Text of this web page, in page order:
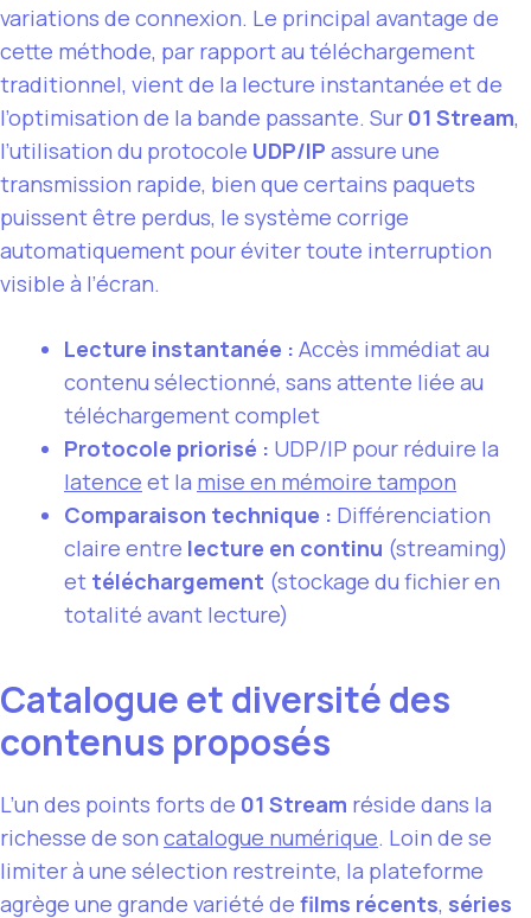
variations de connexion. Le principal avantage de
cette méthode, par rapport au téléchargement
traditionnel, vient de la lecture instantanée et de
l’optimisation de la bande passante. Sur 01 Stream,
l’utilisation du protocole UDP/IP assure une
transmission rapide, bien que certains paquets
puissent être perdus, le système corrige
automatiquement pour éviter toute interruption
visible à l’écran.
Lecture instantanée : Accès immédiat au
contenu sélectionné, sans attente liée au
téléchargement complet
Protocole priorisé : UDP/IP pour réduire la
latence et la mise en mémoire tampon
Comparaison technique : Différenciation
claire entre lecture en continu (streaming)
et téléchargement (stockage du fichier en
totalité avant lecture)
Catalogue et diversité des
contenus proposés
L’un des points forts de 01 Stream réside dans la
richesse de son catalogue numérique. Loin de se
limiter à une sélection restreinte, la plateforme
agrège une grande variété de films récents, séries